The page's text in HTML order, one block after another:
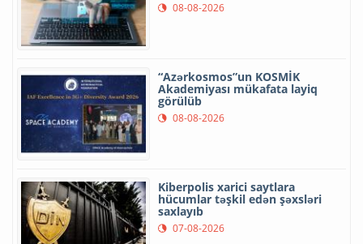
08-08-2026
“Azərkosmos”un KOSMİK
Akademiyası mükafata layiq
görülüb
08-08-2026
Kiberpolis xarici saytlara
hücumlar təşkil edən şəxsləri
saxlayıb
07-08-2026